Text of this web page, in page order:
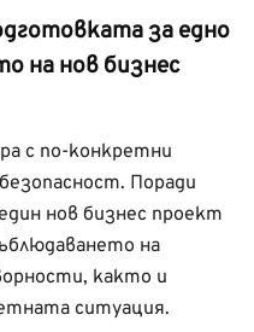
за едно
на нов бизнес
с по-конкретни
Поради
нов бизнес проект
на
както и
ситуация.